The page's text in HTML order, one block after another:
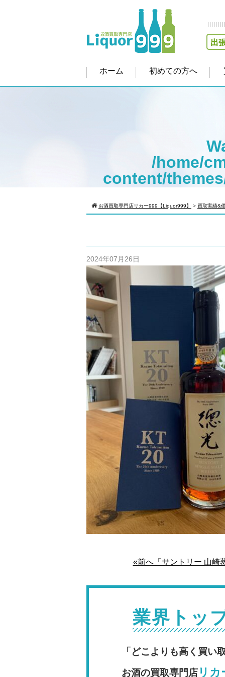
ホーム 初めての方へ
/home/
content/
Warning:
content/
お酒買取専門店リカー999【Liquor999】 > 買取実績&
2024年07月26日
«前へ「サントリー 山崎
業界トッ
「どこよりも高く買い
お酒の買取専門店 リカ